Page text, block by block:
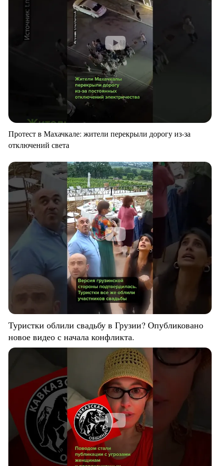
Протест в Махачкале: жители перекрыли дорогу из-за
отключений света
Туристки облили свадьбу в Грузии? Опубликовано
новое видео с начала конфликта.